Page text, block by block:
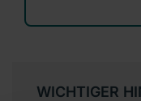
WICHTIGER